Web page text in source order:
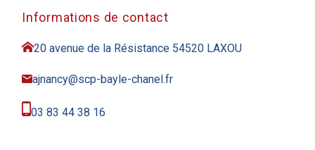
Informations de contact
20 avenue de la Résistance 54520 LAXOU
ajnancy@scp-bayle-chanel.fr
03 83 44 38 16